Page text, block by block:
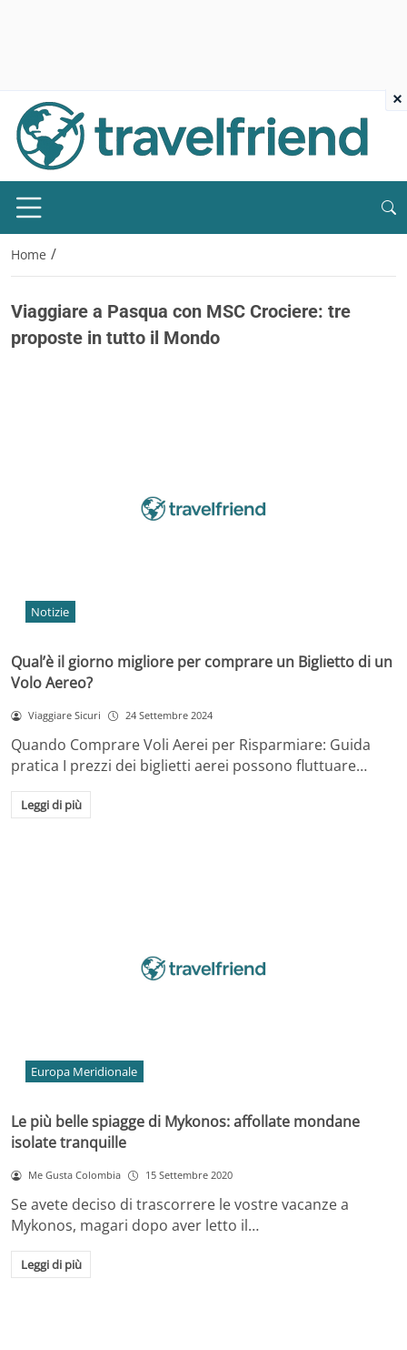
Home /
Viaggiare a Pasqua con MSC Crociere: tre
proposte in tutto il Mondo
Notizie
Qual’è il giorno migliore per comprare un Biglietto di un
Volo Aereo?
Viaggiare Sicuri 24 Settembre 2024
Quando Comprare Voli Aerei per Risparmiare: Guida
pratica I prezzi dei biglietti aerei possono fluttuare…
Leggi di più
Europa Meridionale
Le più belle spiagge di Mykonos: affollate mondane
isolate tranquille
Me Gusta Colombia 15 Settembre 2020
Se avete deciso di trascorrere le vostre vacanze a
Mykonos, magari dopo aver letto il…
Leggi di più
×